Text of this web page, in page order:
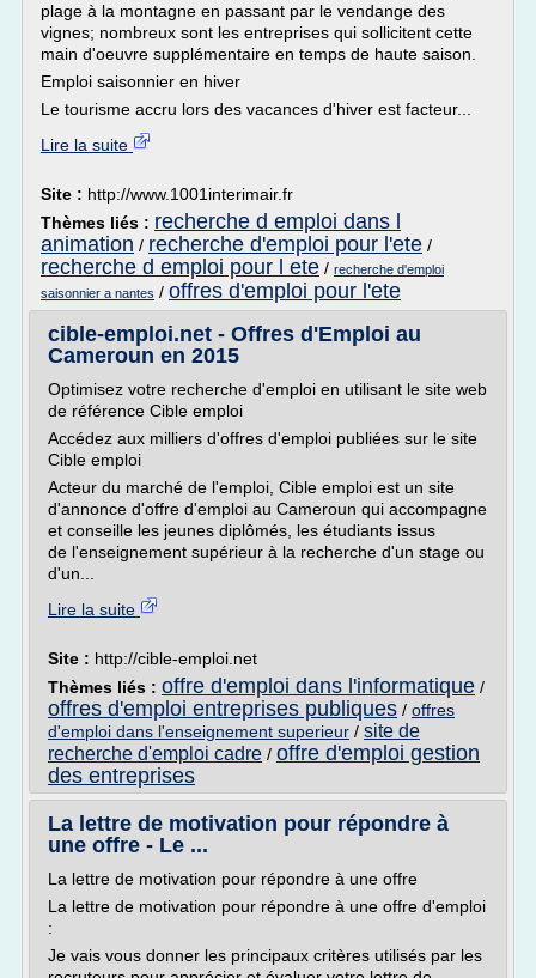
plage à la montagne en passant par le vendange des
vignes; nombreux sont les entreprises qui sollicitent cette
main d'oeuvre supplémentaire en temps de haute saison.
Emploi saisonnier en hiver
Le tourisme accru lors des vacances d'hiver est facteur...
Lire la suite
Site : http://www.1001interimair.fr
Thèmes liés : recherche d emploi dans l
animation / recherche d'emploi pour l'ete /
recherche d emploi pour l ete / recherche d'emploi
saisonnier a nantes / offres d'emploi pour l'ete
cible-emploi.net - Offres d'Emploi au
Cameroun en 2015
Optimisez votre recherche d'emploi en utilisant le site web
de référence Cible emploi
Accédez aux milliers d'offres d'emploi publiées sur le site
Cible emploi
Acteur du marché de l'emploi, Cible emploi est un site
d'annonce d'offre d'emploi au Cameroun qui accompagne
et conseille les jeunes diplômés, les étudiants issus
de l'enseignement supérieur à la recherche d'un stage ou
d'un...
Lire la suite
Site : http://cible-emploi.net
Thèmes liés : offre d'emploi dans l'informatique /
offres d'emploi entreprises publiques / offres
d'emploi dans l'enseignement superieur / site de
recherche d'emploi cadre / offre d'emploi gestion
des entreprises
La lettre de motivation pour répondre à
une offre - Le ...
La lettre de motivation pour répondre à une offre
La lettre de motivation pour répondre à une offre d'emploi
:
Je vais vous donner les principaux critères utilisés par les